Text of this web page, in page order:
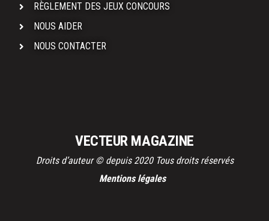
RÈGLEMENT DES JEUX CONCOURS
NOUS AIDER
NOUS CONTACTER
VECTEUR MAGAZINE
Droits d’auteur © depuis 2020 Tous droits réservés
Mentions légales